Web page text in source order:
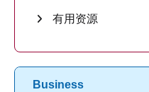
有用资源
Business